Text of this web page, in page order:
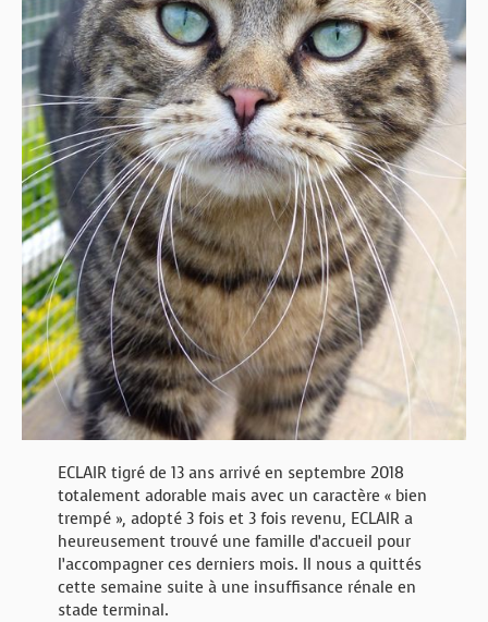
ECLAIR tigré de 13 ans arrivé en septembre 2018
totalement adorable mais avec un caractère « bien
trempé », adopté 3 fois et 3 fois revenu, ECLAIR a
heureusement trouvé une famille d’accueil pour
l’accompagner ces derniers mois. Il nous a quittés
cette semaine suite à une insuffisance rénale en
stade terminal.